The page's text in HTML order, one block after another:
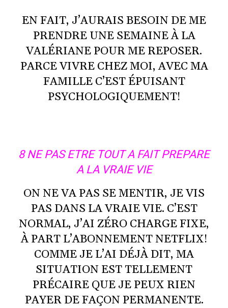
EN FAIT, J’AURAIS BESOIN DE ME
PRENDRE UNE SEMAINE À LA
VALÉRIANE POUR ME REPOSER.
PARCE VIVRE CHEZ MOI, AVEC MA
FAMILLE C’EST ÉPUISANT
PSYCHOLOGIQUEMENT!
8 NE PAS ETRE TOUT A FAIT PREPARE
A LA VRAIE VIE
ON NE VA PAS SE MENTIR, JE VIS
PAS DANS LA VRAIE VIE. C’EST
NORMAL, J’AI ZÉRO CHARGE FIXE,
À PART L’ABONNEMENT NETFLIX!
COMME JE L’AI DÉJÀ DIT, MA
SITUATION EST TELLEMENT
PRÉCAIRE QUE JE PEUX RIEN
PAYER DE FAÇON PERMANENTE.